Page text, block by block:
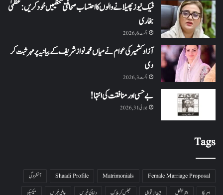
فیک نیوز پھیلانے والوں کا احتساب صحافتی تنظیمیں خود کریں: عظمیٰ
بخاری
اگست 6, 2026
آزاد کشمیر کی عوام نے میاں محمد نواز شریف کے بیانیہ پر مہر ثبت کر
دی
اگست 3, 2026
بے حسی اور منافقت کی انتہا !
جولائی 31, 2026
Tags
Female Marriage Proposal
Matrimonials
Shaadi Profile
آتشزدگی
امریکا
انٹرنیشنل بین الاقوامی جھلس کر ہلاک دنیا کی خبریں عالمی خبریں
میکسیکو